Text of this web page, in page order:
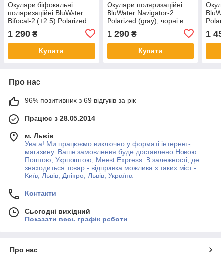
Окуляри біфокальні
поляризаційні BluWater
Bifocal-2 (+2.5) Polarized
біфокальна лінза з
діоптріями)
1 290 ₴
Купити
Окуляри поляризаційні
BluWater Navigator-2
Polarized (gray), чорні в
1 290₴
Купити
1
Про нас
96% позитивних з 69 відгуків за рік
Працює з 28.05.2014
м. Львів
Увага! Ми працюємо виключно у форматі інтернет-
магазину. Ваше замовлення буде доставлено Новою
Поштою, Укрпоштою, Meest Express. В залежності, де
знаходиться товар - відправка можлива з таких міст -
Київ, Львів, Дніпро, Львів, Україна
Контакти
Сьогодні вихідний
Показати весь графік роботи
Про нас